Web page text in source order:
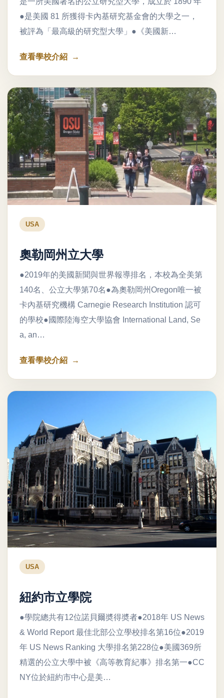
●是美國 81 所獲得卡內基研究基金會的大學之一，
被評為「最高級的研究型大學」●《美國新…
查看學校介紹
USA
奧勒岡州立大學
●2019年的美國新聞與世界報導排名，本校為全美第
140名、公立大學第70名●為奧勒岡州Oregon唯一被
卡內基研究機構 Carnegie Research Institution 認可
的學校●國際陸海空大學協會 International Land, Se
a, an…
查看學校介紹
USA
紐約市立學院
●學院總共有12位諾貝爾奬得奬者●2018年 US News
& World Report 最佳北部公立學校排名第16位●2019
年 US News Ranking 大學排名第228位●美國369所
精選的公立大學中被《高等教育紀事》排名第一●CC
NY位於紐約市中心是美…